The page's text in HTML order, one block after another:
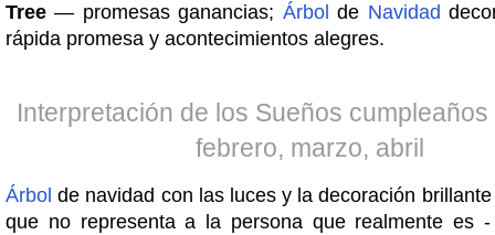
Tree — promesas ganancias; Árbol de Navidad
rápida promesa y acontecimientos alegres.
Interpretación de los Sueños
febrero, marzo, abril
Árbol de navidad con las luces y la decoración
que no representa a la persona que realmente es